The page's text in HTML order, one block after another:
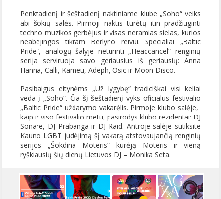
Penktadienį ir šeštadienį naktiniame klube „Soho“ veiks
abi šokių salės. Pirmoji naktis turėtų itin pradžiuginti
techno muzikos gerbėjus ir visas neramias sielas, kurios
neabejingos tikram Berlyno reivui. Specialiai „Baltic
Pride“, analogų šalyje neturinti „Headcancel“ renginių
serija serviruoja savo geriausius iš geriausių: Anna
Hanna, Calli, Kameu, Adeph, Osic ir Moon Disco.
Pasibaigus eitynėms „Už lygybę“ tradiciškai visi keliai
veda į „Soho“. Čia šį šeštadienį vyks oficialus festivalio
„Baltic Pride“ uždarymo vakarėlis. Pirmoje klubo salėje, ​​
kaip ir viso festivalio metu, pasirodys klubo rezidentai: DJ
Sonare, DJ Prabanga ir DJ Raid. Antroje salėje sutiksite
Kauno LGBT judėjimą šį vakarą atstovaujančią renginių
serijos „Šokdina Moteris“ kūrėją Moteris ir vieną
ryškiausių šių dienų Lietuvos DJ – Monika Seta.